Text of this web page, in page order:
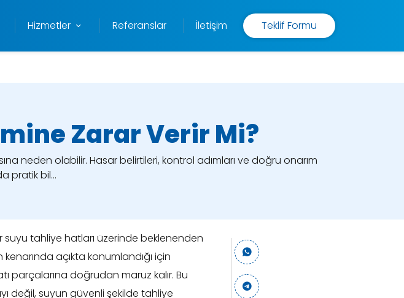
Hizmetler Referanslar İletişim Teklif Formu
Zarar Verir Mi?
neden olabilir. Hasar belirtileri, kontrol adımları ve doğru onarım
pratik bil...
suyu tahliye hatları üzerinde beklenenden
açıkta konumlandığı için
parçalarına doğrudan maruz kalır. Bu
değil, suyun güvenli şekilde tahliye